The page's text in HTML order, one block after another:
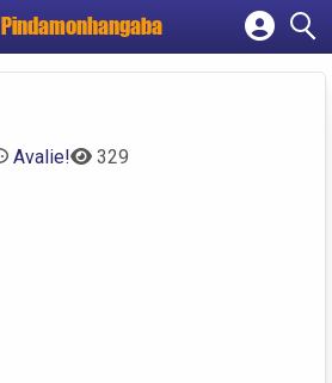
Pindamonhangaba
Cadastrar empresa
Avalie! 329